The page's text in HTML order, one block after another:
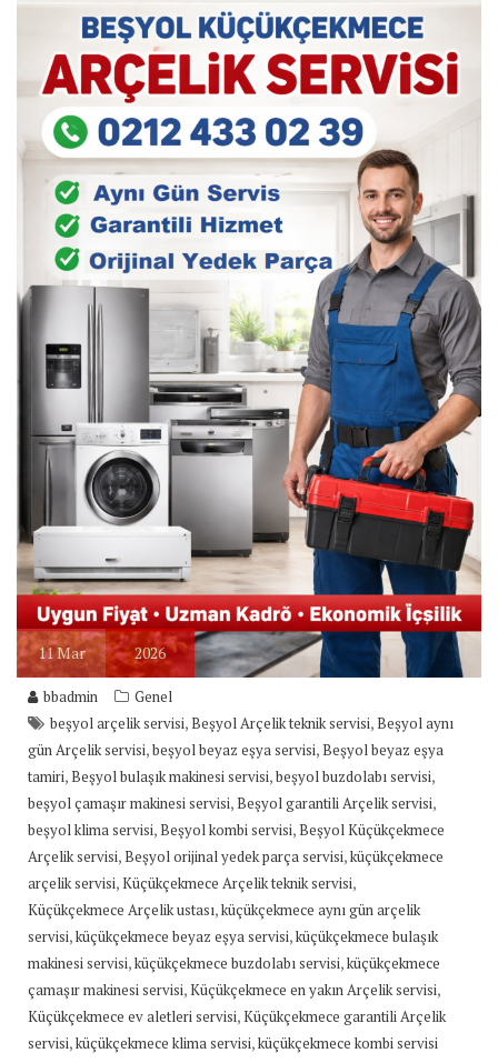
11Mar 2026
bbadmin
Genel
beşyol arçelik servisi,Beşyol Arçelik teknik servisi,Beşyol aynı
gün Arçelik servisi,beşyol beyaz eşya servisi,Beşyol beyaz eşya
tamiri,Beşyol bulaşık makinesi servisi,beşyol buzdolabı servisi,
beşyol çamaşır makinesi servisi,Beşyol garantili Arçelik servisi,
beşyol klima servisi,Beşyol kombi servisi,Beşyol Küçükçekmece
Arçelik servisi,Beşyol orijinal yedek parça servisi,küçükçekmece
arçelik servisi,Küçükçekmece Arçelik teknik servisi,
Küçükçekmece Arçelik ustası,küçükçekmece aynı gün arçelik
servisi,küçükçekmece beyaz eşya servisi,küçükçekmece bulaşık
makinesi servisi,küçükçekmece buzdolabı servisi,küçükçekmece
çamaşır makinesi servisi,Küçükçekmece en yakın Arçelik servisi,
Küçükçekmece ev aletleri servisi,Küçükçekmece garantili Arçelik
servisi,küçükçekmece klima servisi,küçükçekmece kombi servisi